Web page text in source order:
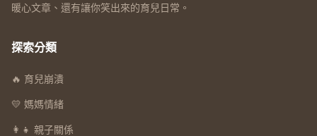
暖心文章、還有讓你笑出來的育兒日常。
探索分類
🔥 育兒崩潰
💛 媽媽情緒
👩‍👧 親子關係